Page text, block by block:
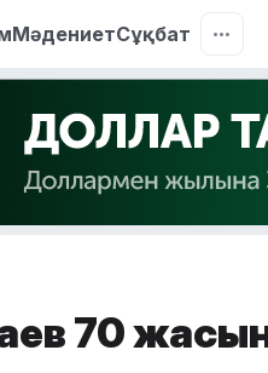
МәдениетСұқбат
70